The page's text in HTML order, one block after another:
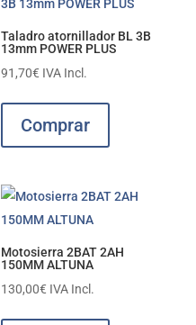
Taladro atornillador BL 3B
13mm POWER PLUS
91,70€ IVA Incl.
Comprar
Motosierra 2BAT 2AH
150MM ALTUNA
130,00€ IVA Incl.